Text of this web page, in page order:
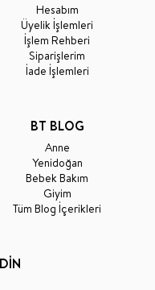
Hesabım
Üyelik İşlemleri
İşlem Rehberi
Siparişlerim
İade İşlemleri
BT BLOG
Anne
Yenidoğan
Bebek Bakım
Giyim
Tüm Blog İçerikleri